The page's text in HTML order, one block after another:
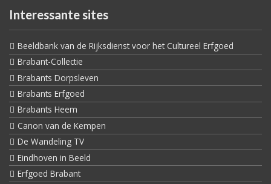
Interessante sites
Beeldbank van de Rijksdienst voor het Cultureel Erfgoed
Brabant-Collectie
Brabants Dorpsleven
Brabants Erfgoed
Brabants Heem
Canon van de Kempen
De Wandeling TV
Eindhoven in Beeld
Erfgoed Brabant